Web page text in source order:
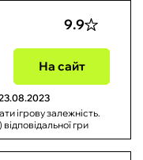
9.9
На сайт
ігрову залежність.
гри